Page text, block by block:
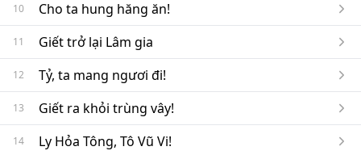
10 Cho ta hung hăng ăn!
11 Giết trở lại Lâm gia
12 Tỷ, ta mang ngươi đi!
13 Giết ra khỏi trùng vây!
14 Ly Hỏa Tông, Tô Vũ Vi!